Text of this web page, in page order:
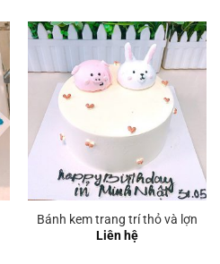
₫
đến
Bánh kem trang trí thỏ và lợn
Liên hệ